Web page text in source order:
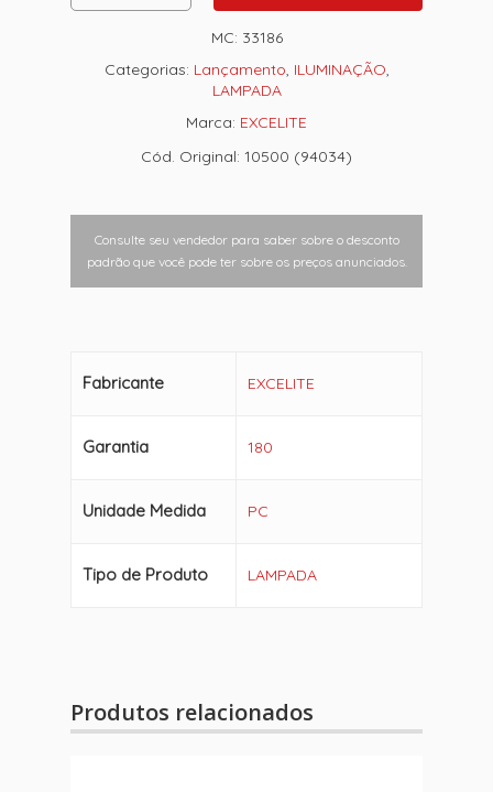
MC: 33186
Categorias: Lançamento, ILUMINAÇÃO,
LAMPADA
Marca: EXCELITE
Cód. Original: 10500 (94034)
Consulte seu vendedor para saber sobre o desconto
padrão que você pode ter sobre os preços anunciados.
Fabricante EXCELITE
Garantia 180
Unidade Medida PC
Tipo de Produto LAMPADA
Produtos relacionados